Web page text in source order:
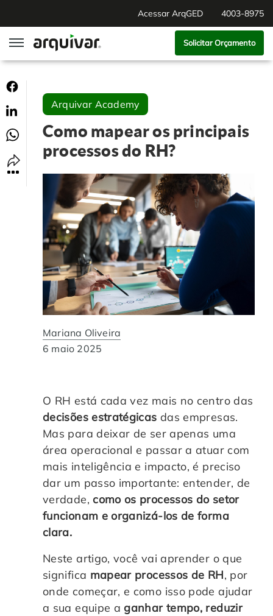
Acessar ArqGED 4003-8975
ArqSign
Gestão de Documentos
Digitalização
Software para BPM
Automação de Processos
Educação Corporativa
Gerenciamento de NF-e
Assinatura Digital
Auditoria de Processos
Transformação Digital
Gestão do Departamento Pessoal
Controle e Organização de Documentos Físicos
Guarda de Documentos
Segmentos
RH Digital
Agronegócio
Hospitais e Clínicas
Instituições de Ensino
Departamento Pessoal
Cooperativas
Institucional
Sobre Nós
Cases de Sucesso
Nossas Unidades
Blog
O QUE NOS DIFERENCIA? DESCUBRA
Solicitar Orçamento
Arquivar Academy
Como mapear os principais
processos do RH?
Mariana Oliveira
6 maio 2025
O RH está cada vez mais no centro das
decisões estratégicas das empresas.
Mas para deixar de ser apenas uma
área operacional e passar a atuar com
mais inteligência e impacto, é preciso
dar um passo importante: entender, de
verdade, como os processos do setor
funcionam e organizá-los de forma
clara.
Neste artigo, você vai aprender o que
significa mapear processos de RH, por
onde começar, e como isso pode ajudar
a sua equipe a ganhar tempo, reduzir